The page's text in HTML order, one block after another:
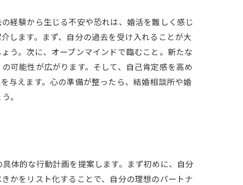
経験から生じる不安や恐れは、婚活を難しく感じ
します。まず、自分の過去を受け入れることが大
う。次に、オープンマインドで臨むこと。新たな
可能性が広がります。そして、自己肯定感を高め
与えます。心の準備が整ったら、結婚相談所や婚
。
体的な行動計画を提案します。まず初めに、自分
かをリスト化することで、自分の理想のパートナ